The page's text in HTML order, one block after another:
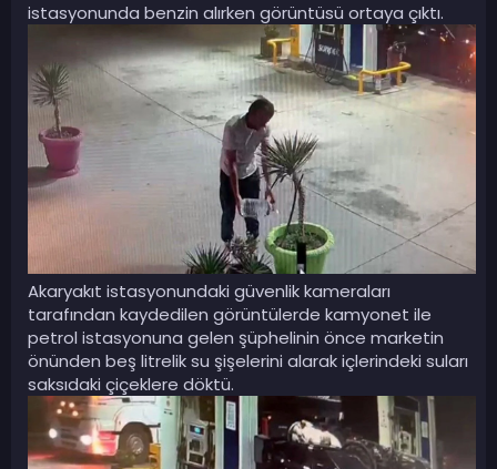
istasyonunda benzin alırken görüntüsü ortaya çıktı.
Akaryakıt istasyonundaki güvenlik kameraları
tarafından kaydedilen görüntülerde kamyonet ile
petrol istasyonuna gelen şüphelinin önce marketin
önünden beş litrelik su şişelerini alarak içlerindeki suları
saksıdaki çiçeklere döktü.